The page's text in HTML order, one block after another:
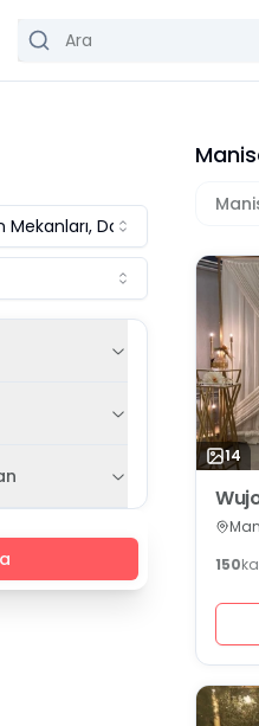
Davet Evleri
14
150